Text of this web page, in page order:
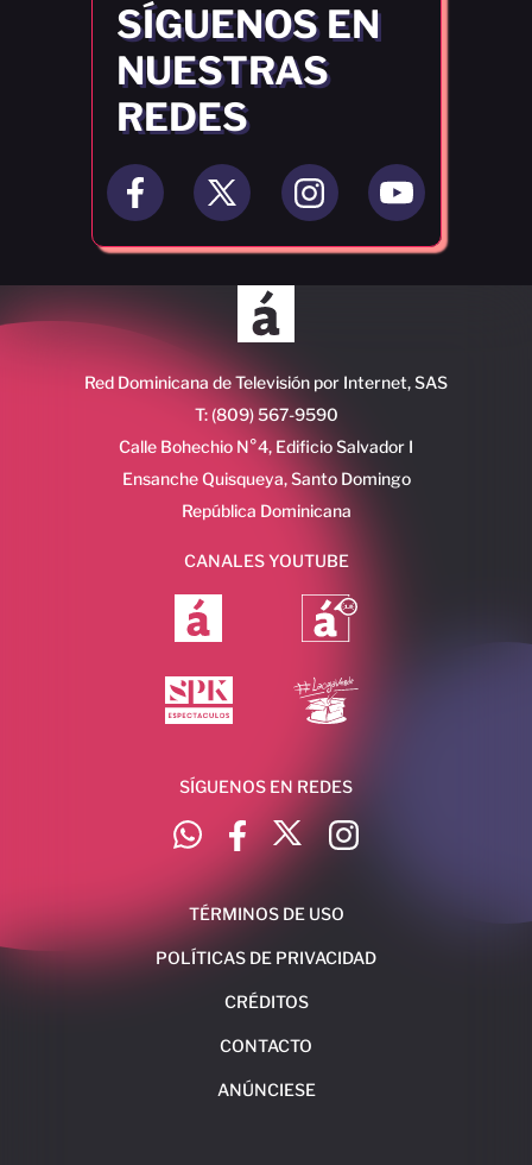
SÍGUENOS EN
NUESTRAS
REDES
Red Dominicana de Televisión por Internet, SAS
T: (809) 567-9590
Calle Bohechio N°4, Edificio Salvador I
Ensanche Quisqueya, Santo Domingo
República Dominicana
CANALES YOUTUBE
SÍGUENOS EN REDES
TÉRMINOS DE USO
POLÍTICAS DE PRIVACIDAD
CRÉDITOS
CONTACTO
ANÚNCIESE